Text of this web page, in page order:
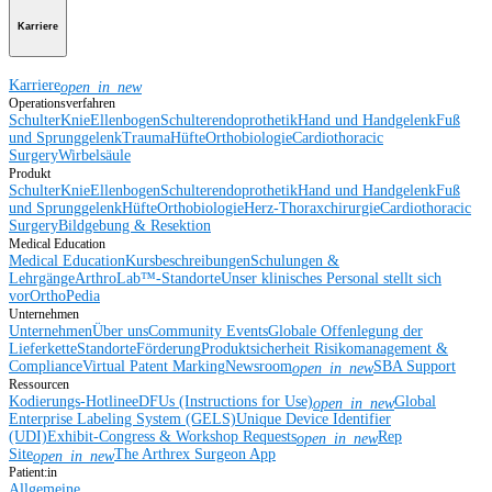
Karriere
Karriereopen_in_new
Operationsverfahren
SchulterKnieEllenbogenSchulterendoprothetikHand und HandgelenkFuß
und SprunggelenkTraumaHüfteOrthobiologieCardiothoracic
SurgeryWirbelsäule
Produkt
SchulterKnieEllenbogenSchulterendoprothetikHand und HandgelenkFuß
und SprunggelenkHüfteOrthobiologieHerz-ThoraxchirurgieCardiothoracic
SurgeryBildgebung & Resektion
Medical Education
Medical EducationKursbeschreibungenSchulungen &
LehrgängeArthroLab™-StandorteUnser klinisches Personal stellt sich
vorOrthoPedia
Unternehmen
UnternehmenÜber unsCommunity EventsGlobale Offenlegung der
LieferketteStandorteFörderungProduktsicherheit Risikomanagement &
ComplianceVirtual Patent MarkingNewsroomopen_in_newSBA Support
Ressourcen
Kodierungs-HotlineeDFUs (Instructions for Use)open_in_newGlobal
Enterprise Labeling System (GELS)Unique Device Identifier
(UDI)Exhibit-Congress & Workshop Requestsopen_in_newRep
Siteopen_in_newThe Arthrex Surgeon App
Patient:in